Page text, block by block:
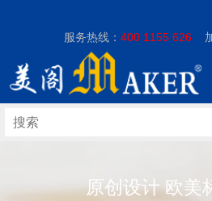
服务热线：400 1155 626
原创设计 欧美